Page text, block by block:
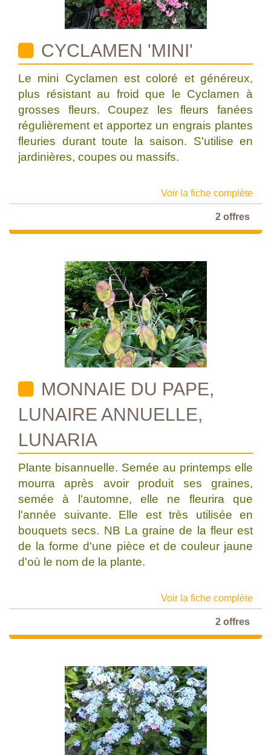
CYCLAMEN 'MINI'
Le mini Cyclamen est coloré et généreux,
plus résistant au froid que le Cyclamen à
grosses fleurs. Coupez les fleurs fanées
régulièrement et apportez un engrais plantes
fleuries durant toute la saison. S'utilise en
jardinières, coupes ou massifs.
Voir la fiche complète
2 offres
MONNAIE DU PAPE,
LUNAIRE ANNUELLE,
LUNARIA
Plante bisannuelle. Semée au printemps elle
mourra après avoir produit ses graines,
semée à l'automne, elle ne fleurira que
l'année suivante. Elle est très utilisée en
bouquets secs. NB La graine de la fleur est
de la forme d'une pièce et de couleur jaune
d'où le nom de la plante.
Voir la fiche complète
2 offres